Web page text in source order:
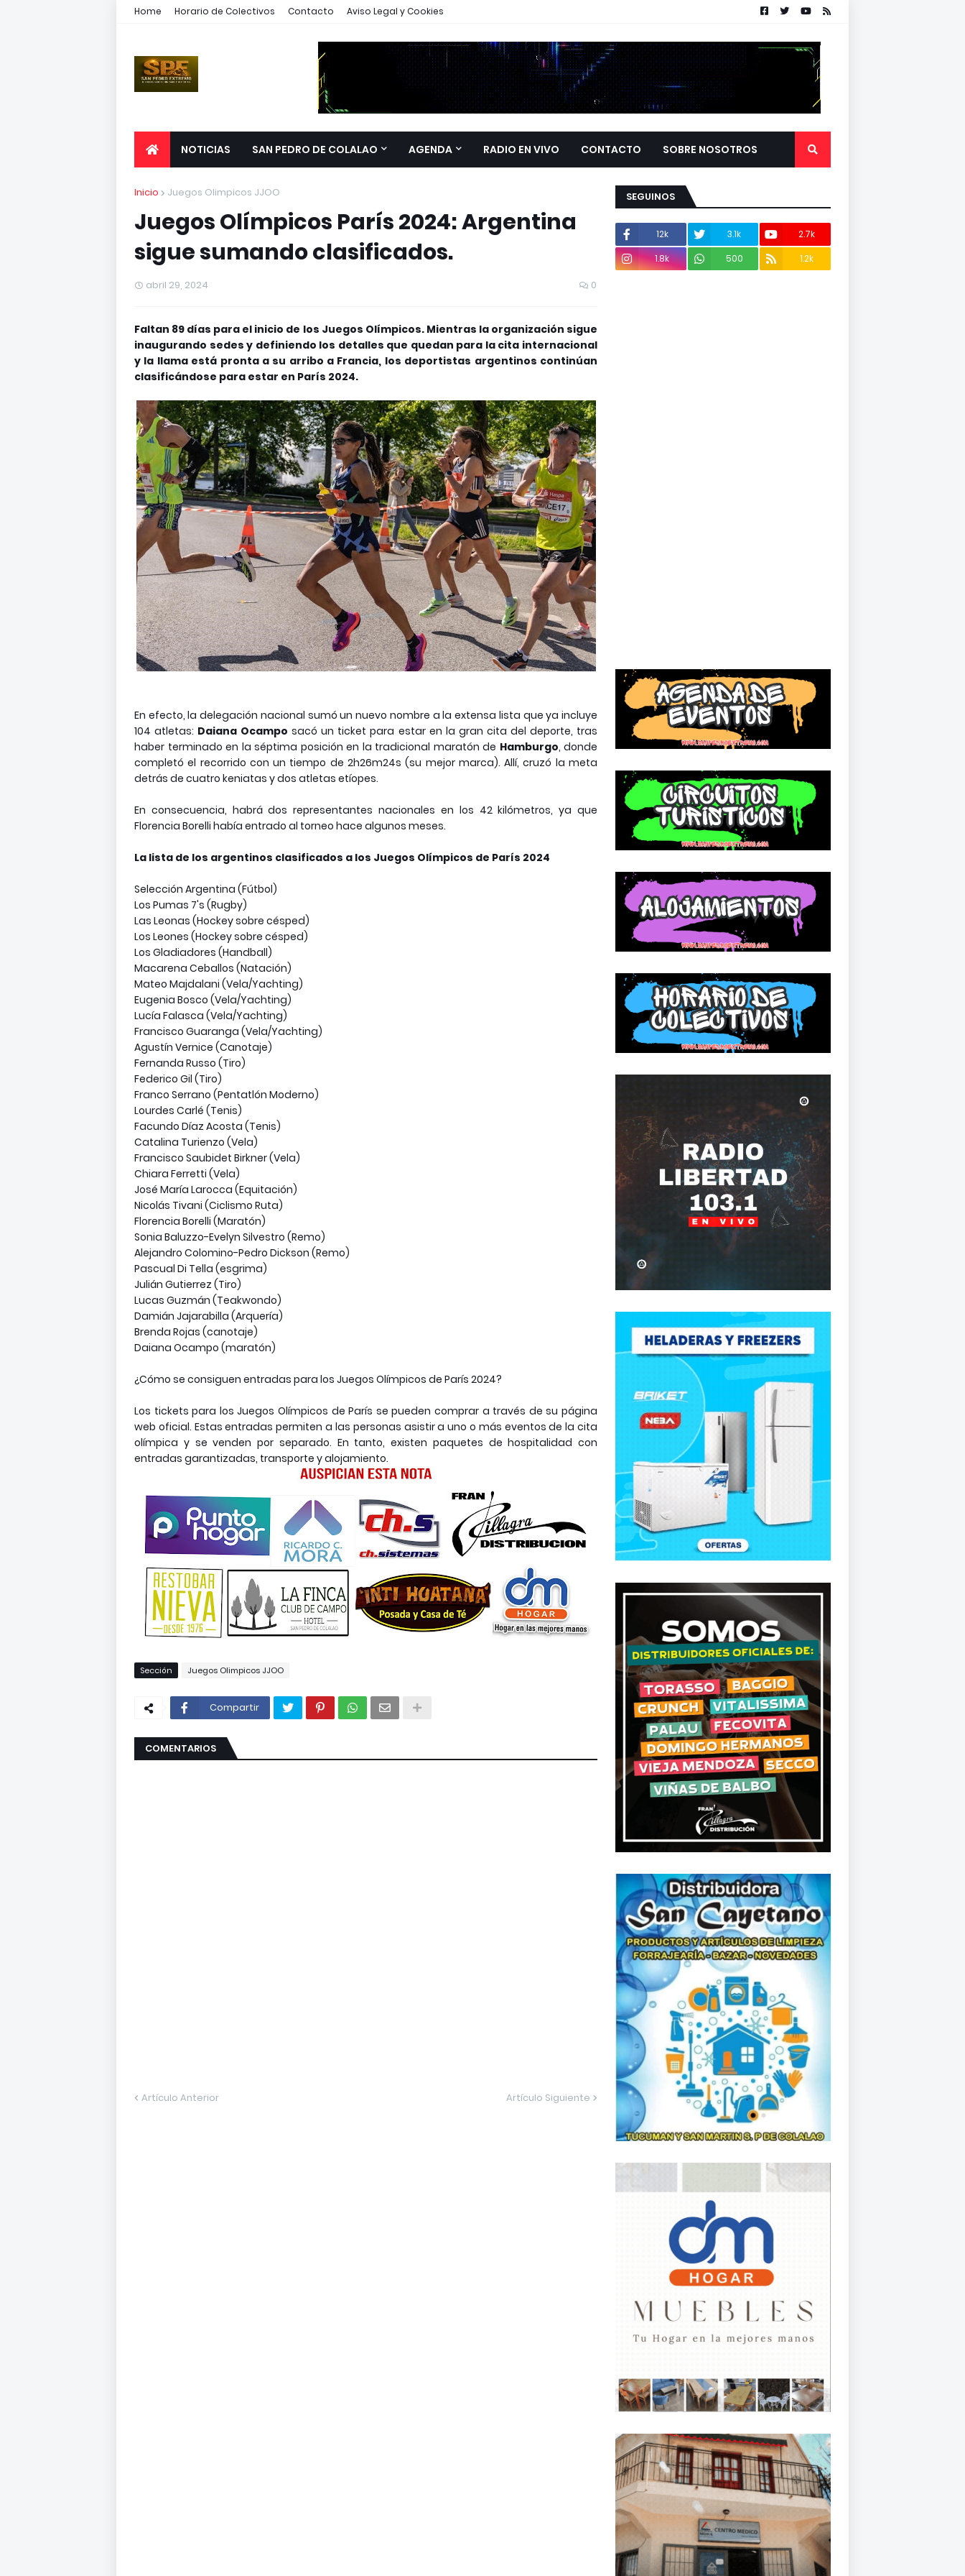
Home Horario de Colectivos Contacto Aviso Legal y Cookies
NOTICIAS SAN PEDRO DE COLALAO AGENDA RADIO EN VIVO CONTACTO SOBRE NOSOTROS
Inicio Juegos Olimpicos JJOO
Juegos Olímpicos París 2024: Argentina
sigue sumando clasificados.
abril 29, 2024 0
Faltan 89 días para el inicio de los Juegos Olímpicos. Mientras la organización sigue
inaugurando sedes y definiendo los detalles que quedan para la cita internacional
y la llama está pronta a su arribo a Francia, los deportistas argentinos continúan
clasificándose para estar en París 2024.
En efecto, la delegación nacional sumó un nuevo nombre a la extensa lista que ya incluye
104 atletas: Daiana Ocampo sacó un ticket para estar en la gran cita del deporte, tras
haber terminado en la séptima posición en la tradicional maratón de Hamburgo, donde
completó el recorrido con un tiempo de 2h26m24s (su mejor marca). Allí, cruzó la meta
detrás de cuatro keniatas y dos atletas etíopes.
En consecuencia, habrá dos representantes nacionales en los 42 kilómetros, ya que
Florencia Borelli había entrado al torneo hace algunos meses.
La lista de los argentinos clasificados a los Juegos Olímpicos de París 2024
Selección Argentina (Fútbol)
Los Pumas 7's (Rugby)
Las Leonas (Hockey sobre césped)
Los Leones (Hockey sobre césped)
Los Gladiadores (Handball)
Macarena Ceballos (Natación)
Mateo Majdalani (Vela/Yachting)
Eugenia Bosco (Vela/Yachting)
Lucía Falasca (Vela/Yachting)
Francisco Guaranga (Vela/Yachting)
Agustín Vernice (Canotaje)
Fernanda Russo (Tiro)
Federico Gil (Tiro)
Franco Serrano (Pentatlón Moderno)
Lourdes Carlé (Tenis)
Facundo Díaz Acosta (Tenis)
Catalina Turienzo (Vela)
Francisco Saubidet Birkner (Vela)
Chiara Ferretti (Vela)
José María Larocca (Equitación)
Nicolás Tivani (Ciclismo Ruta)
Florencia Borelli (Maratón)
Sonia Baluzzo-Evelyn Silvestro (Remo)
Alejandro Colomino-Pedro Dickson (Remo)
Pascual Di Tella (esgrima)
Julián Gutierrez (Tiro)
Lucas Guzmán (Teakwondo)
Damián Jajarabilla (Arquería)
Brenda Rojas (canotaje)
Daiana Ocampo (maratón)
¿Cómo se consiguen entradas para los Juegos Olímpicos de París 2024?
Los tickets para los Juegos Olímpicos de París se pueden comprar a través de su página
web oficial. Estas entradas permiten a las personas asistir a uno o más eventos de la cita
olímpica y se venden por separado. En tanto, existen paquetes de hospitalidad con
entradas garantizadas, transporte y alojamiento.
Sección Juegos Olimpicos JJOO
Compartir
COMENTARIOS
Artículo Anterior Artículo Siguiente
SEGUINOS
12k 3.1k
2.7k
1.8k
500 1.2k